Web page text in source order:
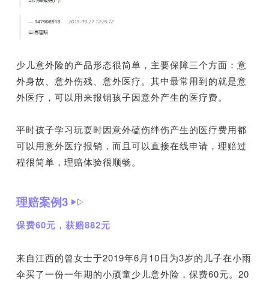
少儿意外险的产品形态很简单，主要保障三个方面： 意
外身故、意外伤残、意外医疗。 其中最常用到的就是意
外医疗，可以用来报销孩子因意外产生的医疗费。
平时孩子学习玩耍时因意外磕伤绊伤产生的医疗费用都
可以用意外医疗报销，而且可以直接在线申请，理赔过
程很简单，理赔体验很顺畅。
理赔案例3
保费60元，获赔882元
来自江西的曾女士于2019年6月10日为3岁的儿子在小雨
伞买了一份一年期的小顽童少儿意外险，保费60元。20